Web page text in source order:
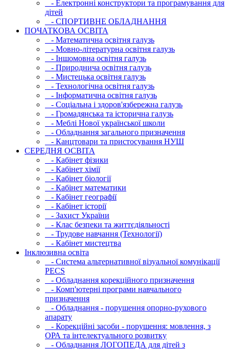
- Електронні конструктори та програмування для
дітей
- СПОРТИВНЕ ОБЛАДНАННЯ
ПОЧАТКОВА ОСВIТА
- Математична освітня галузь
- Мовно-літературна освітня галузь
- Iншомовна освітня галузь
- Природнича освітня галузь
- Мистецька освітня галузь
- Технологічна освітня галузь
- Інфopматична освітня галузь
- Соціальна і здоров'язбережна галузь
- Громадянська та історична галузь
- Меблі Нової української школи
- Обладнання загального призначення
- Канцтовари та пристосування НУШ
СЕРЕДНЯ ОСВIТА
- Кабінет фізики
- Кабінет хімії
- Кабінет біології
- Кабінет математики
- Кабінет географії
- Кабінет історії
- Захист України
- Клас безпеки та життєдіяльності
- Трудове навчання (Технології)
- Кабінет мистецтва
Інклюзивна освіта
- Система альтернативної візуальної комунікації
PECS
- Обладнання корекційного призначення
- Комп'ютерні програми навчального
призначення
- Обладнання - порушення опорно-рухового
апарату
- Корекційні засоби - порушення: мовлення, з
ОРА та інтелектуального розвитку
- Обладнання ЛОГОПЕДА для дітей з